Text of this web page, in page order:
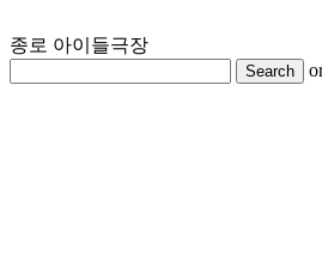
종로 아이들극장
Search